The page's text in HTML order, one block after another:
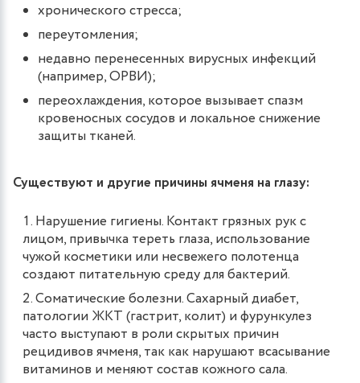
хронического стресса;
переутомления;
недавно перенесенных вирусных инфекций
(например, ОРВИ);
переохлаждения, которое вызывает спазм
кровеносных сосудов и локальное снижение
защиты тканей.
Существуют и другие причины ячменя на глазу:
Нарушение гигиены. Контакт грязных рук с
лицом, привычка тереть глаза, использование
чужой косметики или несвежего полотенца
создают питательную среду для бактерий.
Соматические болезни. Сахарный диабет,
патологии ЖКТ (гастрит, колит) и фурункулез
часто выступают в роли скрытых причин
рецидивов ячменя, так как нарушают всасывание
витаминов и меняют состав кожного сала.